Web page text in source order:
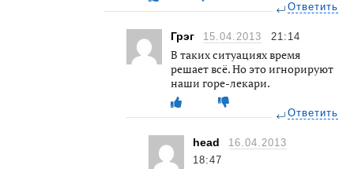
Ответить
Грэг 15.04.2013 21:14
В таких ситуациях время
решает всё. Но это игнорируют
наши горе-лекари.
Ответить
head
16.04.2013
18:47